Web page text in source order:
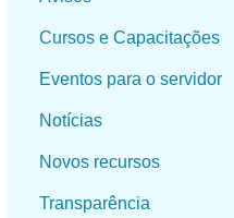
Cursos e Capacitações
Eventos para o servidor
Notícias
Novos recursos
Transparência